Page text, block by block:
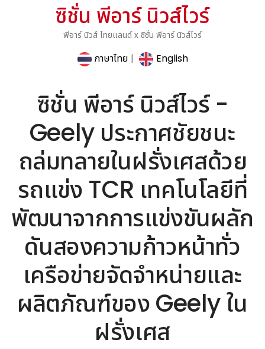
ซิชั่น พีอาร์ นิวส์ไวร์
พีอาร์ นิวส์ ไทยแลนด์ x ซิชั่น พีอาร์ นิวส์ไวร์
ภาษาไทย | English
ซิชั่น พีอาร์ นิวส์ไวร์ -
Geely ประกาศชัยชนะ
ถล่มทลายในฝรั่งเศสด้วย
รถแข่ง TCR เทคโนโลยีที่
พัฒนาจากการแข่งขันผลัก
ดันสองความก้าวหน้าทั่ว
เครือข่ายจัดจำหน่ายและ
ผลิตภัณฑ์ของ Geely ใน
ฝรั่งเศส